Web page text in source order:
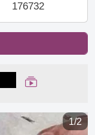
176732
no Facebook
no
Compartilhar
Ver Web Story
1/2